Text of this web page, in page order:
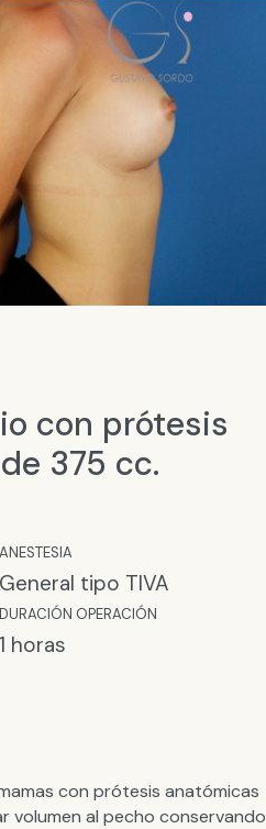
con prótesis
375 cc.
ANESTESIA​
General tipo TIVA
DURACIÓN OPERACIÓN
1 horas
con prótesis anatómicas
volumen al pecho conservando